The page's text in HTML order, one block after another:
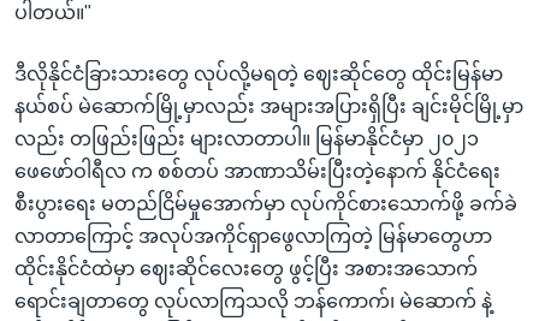
ပါတယ်။"
ဒီလိုနိုင်ငံခြားသားတွေ လုပ်လို့မရတဲ့ ဈေးဆိုင်တွေ ထိုင်းမြန်မာ
နယ်စပ် မဲဆောက်မြို့မှာလည်း အများအပြားရှိပြီး ချင်းမိုင်မြို့မှာ
လည်း တဖြည်းဖြည်း များလာတာပါ။ မြန်မာနိုင်ငံမှာ ၂၀၂၁
ဖေဖော်ဝါရီလ က စစ်တပ် အာဏာသိမ်းပြီးတဲ့နောက် နိုင်ငံရေး
စီးပွားရေး မတည်ငြိမ်မှုအောက်မှာ လုပ်ကိုင်စားသောက်ဖို့ ခက်ခဲ
လာတာကြောင့် အလုပ်အကိုင်ရှာဖွေလာကြတဲ့ မြန်မာတွေဟာ
ထိုင်းနိုင်ငံထဲမှာ ဈေးဆိုင်လေးတွေ ဖွင့်ပြီး အစားအသောက်
ရောင်းချတာတွေ လုပ်လာကြသလို ဘန်ကောက်၊ မဲဆောက် နဲ့